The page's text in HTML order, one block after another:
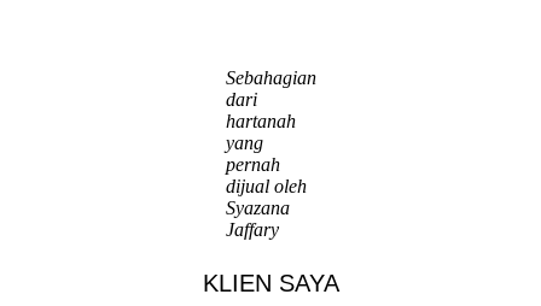
Sebahagian
dari
hartanah
yang
pernah
dijual oleh
Syazana
Jaffary
KLIEN SAYA